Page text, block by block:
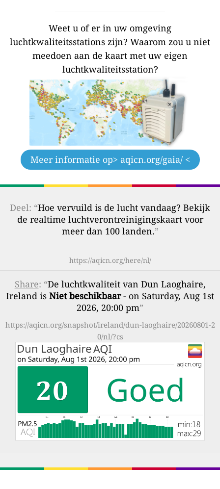
Weet u of er in uw omgeving
luchtkwaliteitsstations zijn? Waarom zou u niet
meedoen aan de kaart met uw eigen
luchtkwaliteitsstation?
Meer informatie op> aqicn.org/gaia/ <
Deel: “Hoe vervuild is de lucht vandaag? Bekijk
de realtime luchtverontreinigingskaart voor
meer dan 100 landen.”
https://aqicn.org/here/nl/
Share: “De luchtkwaliteit van Dun Laoghaire,
Ireland is Niet beschikbaar- on Saturday, Aug 1st
2026, 20:00 pm”
https://aqicn.org/snapshot/ireland/dun-laoghaire/20260801-2
0/nl/?cs